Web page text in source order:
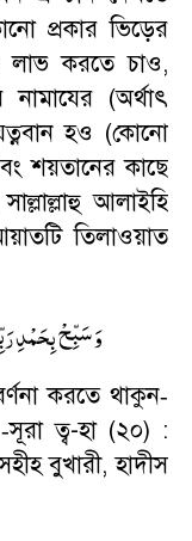
প্রকার ভিড়ের
লাভ করতে চাও,
নামাযের (অর্থাৎ
হও (কোনো
শয়তানের কাছে
আলাইহি
তিলাওয়াত
وَ سَبِّحْ بِحَمْدِ
করতে থাকুন-
-সূরা ত্ব-হা (২০) :
বুখারী,হাদীস